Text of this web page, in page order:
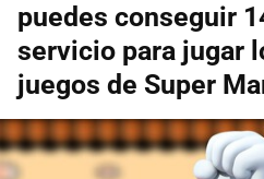
puedes conseguir
servicio para jugar
juegos de Super